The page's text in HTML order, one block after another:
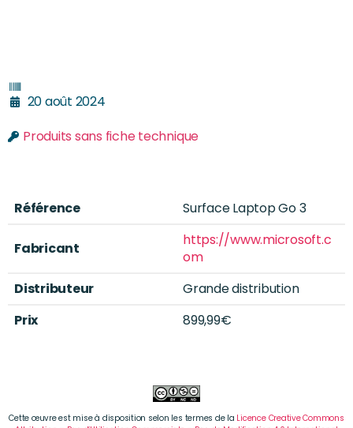
20 août 2024
Produits sans fiche technique
Référence Surface Laptop Go 3
Fabricant
https://www.microsoft.c
om
Distributeur
Grande distribution
Prix
899,99€
Cette œuvre est mise à disposition selon les termes de la Licence Creative Commons